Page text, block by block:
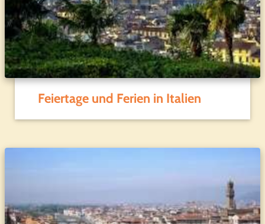
Feiertage und Ferien in Italien